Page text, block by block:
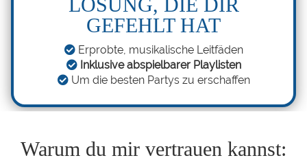
GEFEHLT HAT
Erprobte, musikalische Leitfäden
Inklusive abspielbarer Playlisten
Um die besten Partys zu erschaffen
Warum du mir vertrauen kannst: